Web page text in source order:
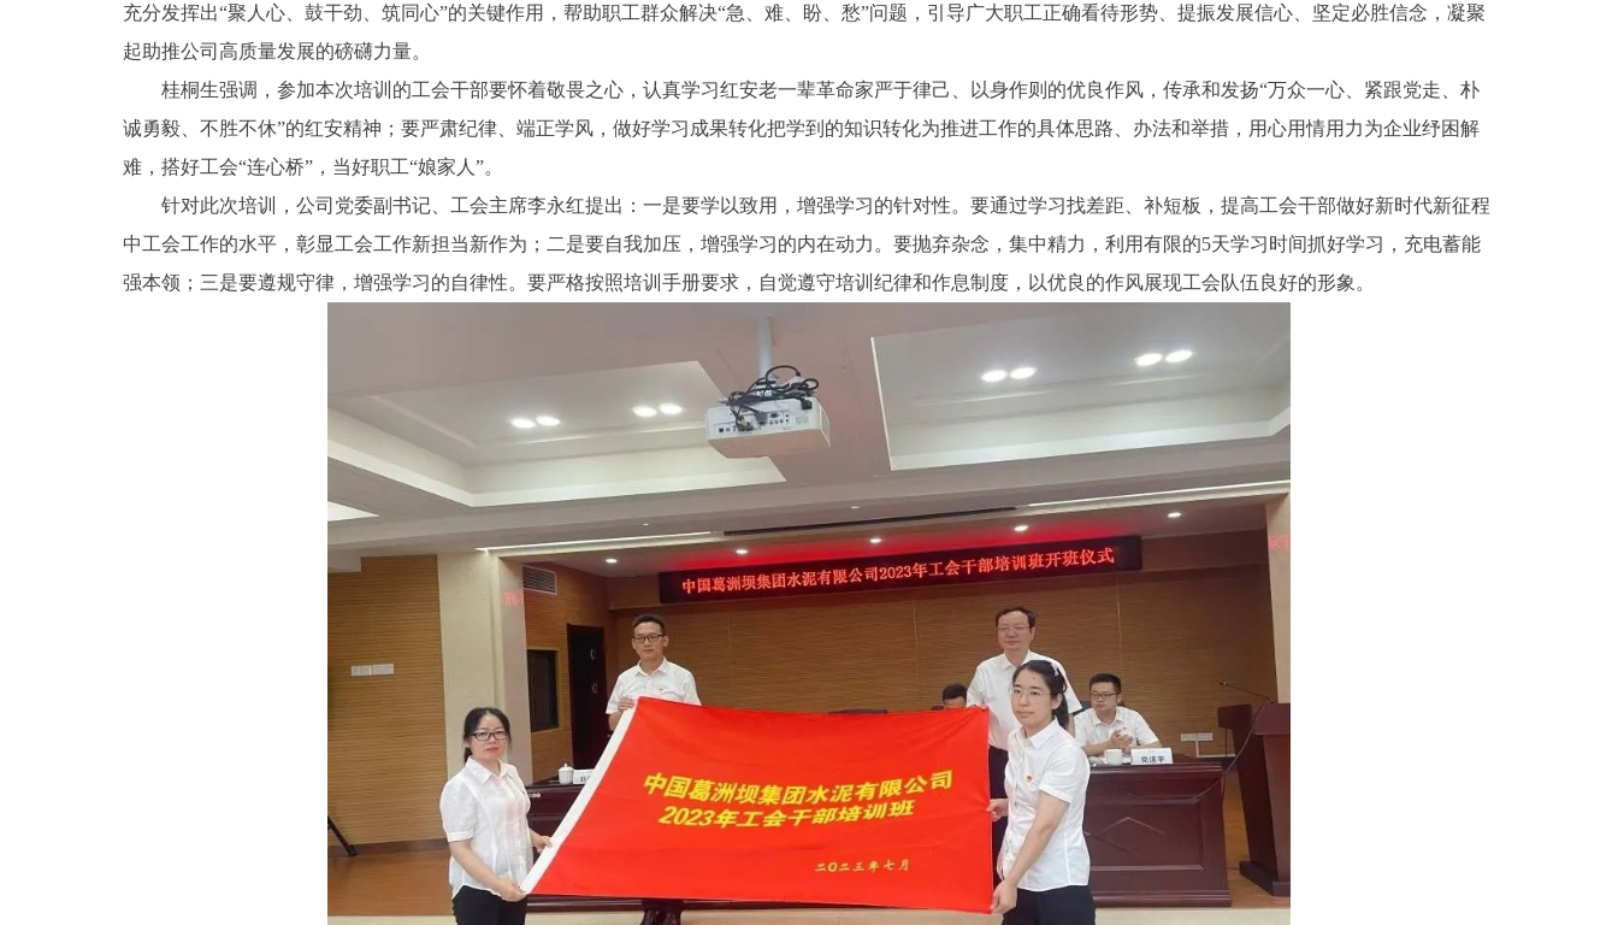
充分发挥出“聚人心、鼓干劲、筑同心”的关键作用，帮助职工群众解决“急、难、盼、愁”问题，引导广大职工正确看待形势、提振发展信心、坚定必胜信念，凝聚
起助推公司高质量发展的磅礴力量。
桂桐生强调，参加本次培训的工会干部要怀着敬畏之心，认真学习红安老一辈革命家严于律己、以身作则的优良作风，传承和发扬“万众一心、紧跟党走、朴
诚勇毅、不胜不休”的红安精神；要严肃纪律、端正学风，做好学习成果转化把学到的知识转化为推进工作的具体思路、办法和举措，用心用情用力为企业纾困解
难，搭好工会“连心桥”，当好职工“娘家人”。
针对此次培训，公司党委副书记、工会主席李永红提出：一是要学以致用，增强学习的针对性。要通过学习找差距、补短板，提高工会干部做好新时代新征程
中工会工作的水平，彰显工会工作新担当新作为；二是要自我加压，增强学习的内在动力。要抛弃杂念，集中精力，利用有限的5天学习时间抓好学习，充电蓄能
强本领；三是要遵规守律，增强学习的自律性。要严格按照培训手册要求，自觉遵守培训纪律和作息制度，以优良的作风展现工会队伍良好的形象。